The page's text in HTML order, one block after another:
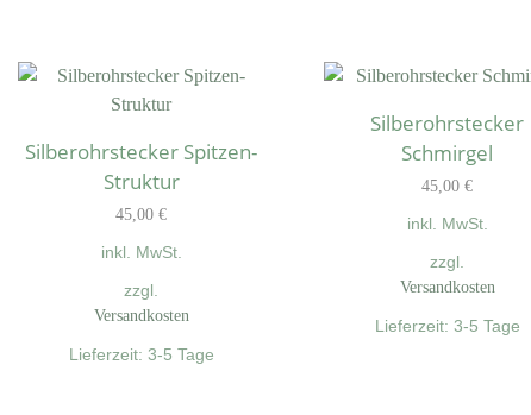
Silberohrstecker Spitzen-
Struktur
45,00 €
inkl. MwSt.
zzgl.
Versandkosten
Lieferzeit: 3-5 Tage
Silberohrstecker
Schmirgel
45,00 €
inkl. MwSt.
zzgl.
Versandkosten
Lieferzeit: 3-5 Tage